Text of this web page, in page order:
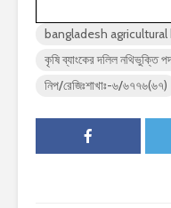
bangladesh
কৃষি ব্যাংকের দলিল নথিভুক্তি
নিপ/রেজিঃশাখাঃ-৬/৬৭৭৬(৬৭)